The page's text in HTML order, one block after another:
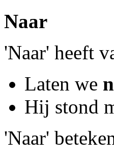
Naar
'Naar' heeft
Laten we
Hij stond
'Naar'